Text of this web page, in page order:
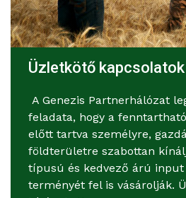
Üzletkötő kapcsolatok
A Genezis Partnerhálózat
feladata, hogy a
előtt tartva személyre,
földterületre szabottan
típusú és kedvező árú
terményét fel is vásárolják.